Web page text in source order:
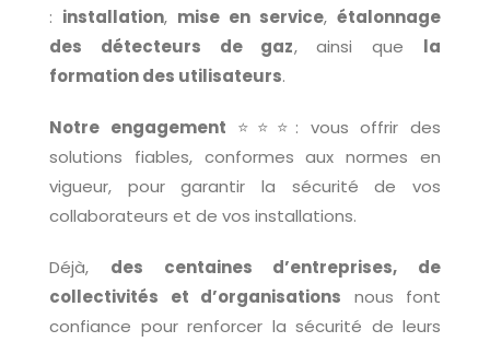
: installation, mise en service, étalonnage
des détecteurs de gaz, ainsi que la
formation des utilisateurs.
Notre engagement ⭐⭐⭐: vous offrir des
solutions fiables, conformes aux normes en
vigueur, pour garantir la sécurité de vos
collaborateurs et de vos installations.
Déjà, des centaines d’entreprises, de
collectivités et d’organisations nous font
confiance pour renforcer la sécurité de leurs